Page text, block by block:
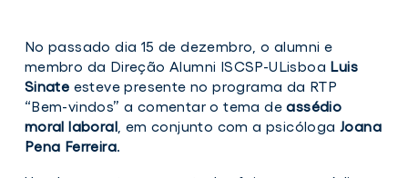
No passado dia 15 de dezembro, o alumni e
membro da Direção Alumni ISCSP-ULisboa Luis
Sinate esteve presente no programa da RTP
“Bem-vindos” a comentar o tema deassédio
moral laboral , em conjunto com a psicóloga Joana
Pena Ferreira.